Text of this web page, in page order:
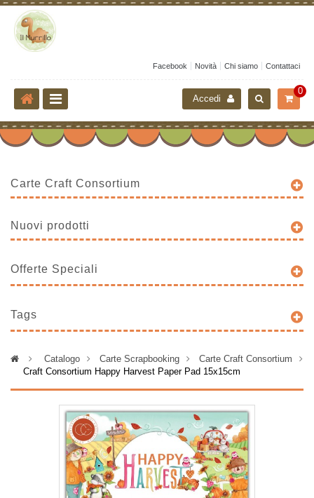
Facebook Novità Chi siamo Contattaci
0
Accedi
Carte Craft Consortium
Nuovi prodotti
Offerte Speciali
Tags
> Catalogo > Carte Scrapbooking >
Carte Craft Consortium
Craft Consortium Happy Harvest Paper Pad 15x15cm